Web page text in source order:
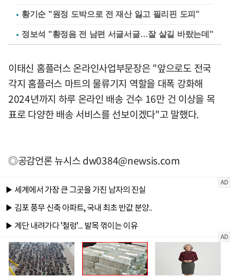
황기순 "원정 도박으로 전 재산 잃고 필리핀 도피"
정보석 "황정음 전 남편 서글서글…잘 살길 바랐는데"
이태신 홈플러스 온라인사업부문장은 "앞으로도 전국
각지 홈플러스 마트의 물류기지 역할을 대폭 강화해
2024년까지 하루 온라인 배송 건수 16만 건 이상을 목
표로 다양한 배송 서비스를 선보이겠다"고 말했다.
◎공감언론 뉴시스dw0384@newsis.com